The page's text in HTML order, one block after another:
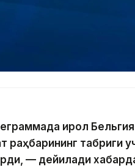
Қирол
раҳбарининг табриги
— дейилади